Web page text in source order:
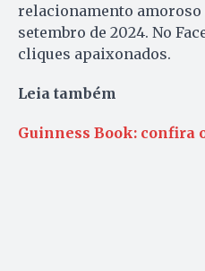
relacionamento amoroso
setembro de 2024. No
cliques apaixonados.
Leia também
Guinness Book: confira